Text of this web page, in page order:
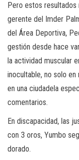
Pero estos resultados
gerente del Imder
del Área Deportiva,
gestión desde hace
la actividad muscular
inocultable, no solo
en una ciudadela
comentarios.
En discapacidad, las
con 3 oros, Yumbo
dorado.